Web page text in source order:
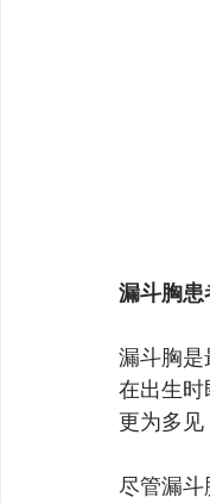
漏斗胸
漏斗胸
在出生
更为多见
尽管漏